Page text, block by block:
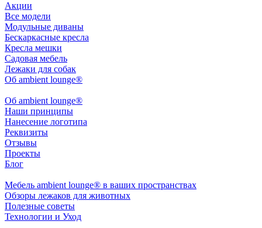
Акции
Все модели
Модульные диваны
Бескаркасные кресла
Кресла мешки
Садовая мебель
Лежаки для собак
Об ambient lounge®
Oб ambient lounge®
Наши принципы
Нанесение логотипа
Реквизиты
Отзывы
Проекты
Блог
Мебель ambient lounge® в ваших пространствах
Обзоры лежаков для животных
Полезные советы
Технологии и Уход